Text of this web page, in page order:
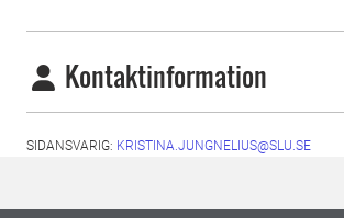
Kontaktinformation
SIDANSVARIG: KRISTINA.JUNGNELIUS@SLU.SE